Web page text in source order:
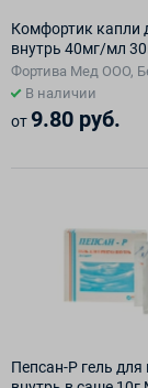
Комфортик капли
внутрь 40мг/мл
Фортива Мед ООО,
В наличии
от9.80 руб.
Пепсан-Р гель для